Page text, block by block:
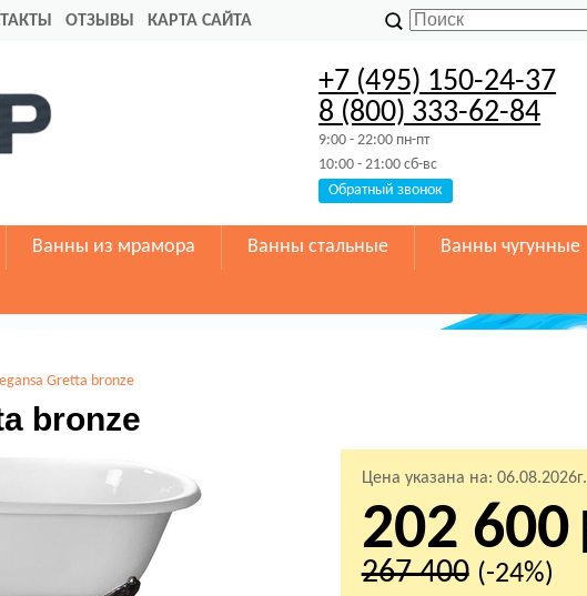
ОТЗЫВЫ КАРТА САЙТА
+7 (495) 150-24-37
8 (800) 333-62-84
9:00 - 22:00 пн-пт
10:00 - 21:00 сб-вс
Обратный звонок
Ванны из мрамора Ванны стальные Ванны чугунные
Gretta bronze
bronze
Цена указана на: 06.08.2026г.
202 600
267 400 (-24%)